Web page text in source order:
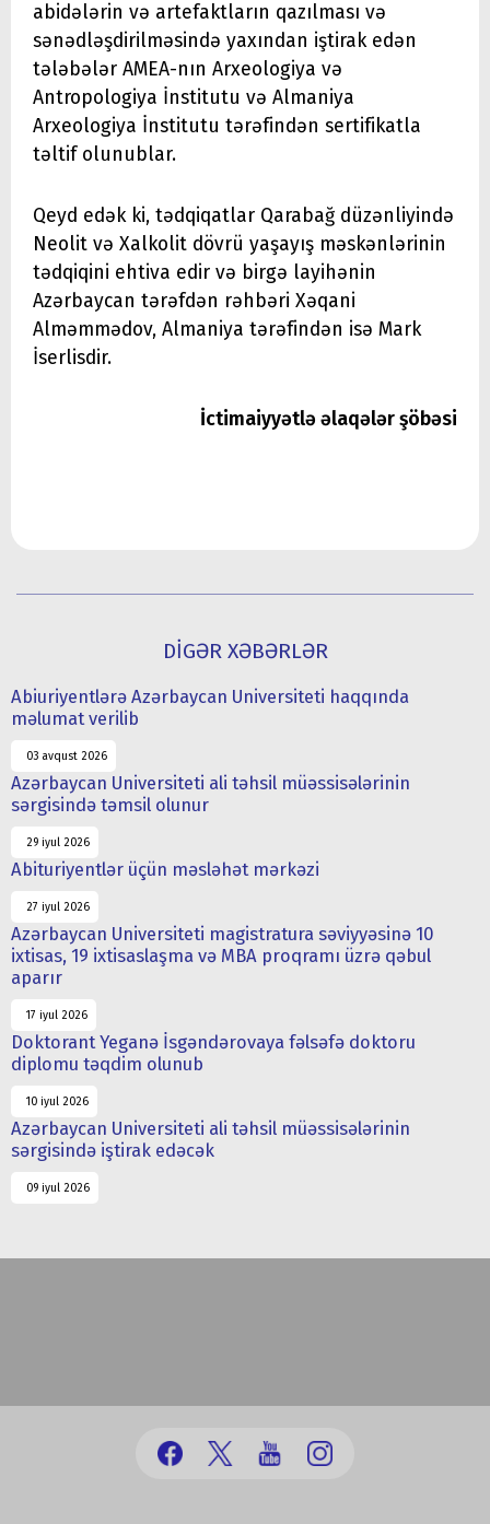
abidələrin və artefaktların qazılması və
sənədləşdirilməsində yaxından iştirak edən
tələbələr AMEA-nın Arxeologiya və
Antropologiya İnstitutu və Almaniya
Arxeologiya İnstitutu tərəfindən sertifikatla
təltif olunublar.
Qeyd edək ki, tədqiqatlar Qarabağ düzənliyində
Neolit və Xalkolit dövrü yaşayış məskənlərinin
tədqiqini ehtiva edir və birgə layihənin
Azərbaycan tərəfdən rəhbəri Xəqani
Alməmmədov, Almaniya tərəfindən isə Mark
İserlisdir.
İctimaiyyətlə əlaqələr şöbəsi
DİGƏR XƏBƏRLƏR
Abiuriyentlərə Azərbaycan Universiteti haqqında
məlumat verilib
03 avqust 2026
Azərbaycan Universiteti ali təhsil müəssisələrinin
sərgisində təmsil olunur
29 iyul 2026
Abituriyentlər üçün məsləhət mərkəzi
27 iyul 2026
Azərbaycan Universiteti magistratura səviyyəsinə 10
ixtisas, 19 ixtisaslaşma və MBA proqramı üzrə qəbul
aparır
17 iyul 2026
Doktorant Yeganə İsgəndərovaya fəlsəfə doktoru
diplomu təqdim olunub
10 iyul 2026
Azərbaycan Universiteti ali təhsil müəssisələrinin
sərgisində iştirak edəcək
09 iyul 2026